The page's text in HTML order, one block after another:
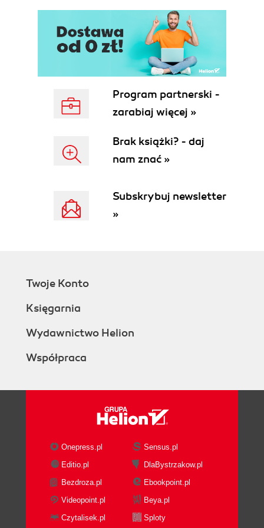
Program partnerski -
zarabiaj więcej »
Brak książki? - daj
nam znać »
Subskrybuj newsletter
»
Twoje Konto
Księgarnia
Wydawnictwo Helion
Współpraca
Onepress.pl
Sensus.pl
Editio.pl
DlaBystrzakow.pl
Bezdroza.pl
Ebookpoint.pl
Videopoint.pl
Beya.pl
Czytalisek.pl
Sploty